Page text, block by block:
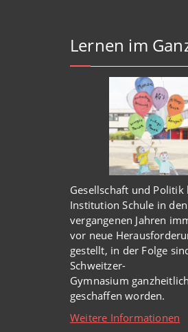
Lernen im
Gesellschaft und Politik
Institution Schule in den
vergangenen Jahren
vor neue
gestellt, in der Folge
Schweitzer-
Gymnasium ganzheitl
geschaffen worden.
Weitere Informationen